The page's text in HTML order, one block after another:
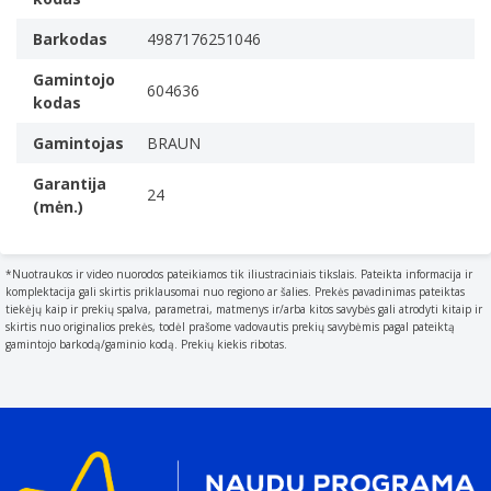
use.
17
Minimalus plaukų ilgis
Didžiausias plaukų ilgis
3,5 cm
Who can use the product
Galvutė
Tinka visam kūnui
The device can be used over the entire body e.g. to
Ergonomija
Guminis užčiuopimas
Barkodas
4987176251046
Gamintojo
kodas
604636
Gamintojas
BRAUN
Garantija
(mėn.)
24
*Nuotraukos ir video nuorodos pateikiamos tik iliustraciniais tikslais. Pateikta informacija ir
komplektacija gali skirtis priklausomai nuo regiono ar šalies. Prekės pavadinimas pateiktas
tiekėjų kaip ir prekių spalva, parametrai, matmenys ir/arba kitos savybės gali atrodyti kitaip ir
skirtis nuo originalios prekės, todėl prašome vadovautis prekių savybėmis pagal pateiktą
gamintojo barkodą/gaminio kodą. Prekių kiekis ribotas.